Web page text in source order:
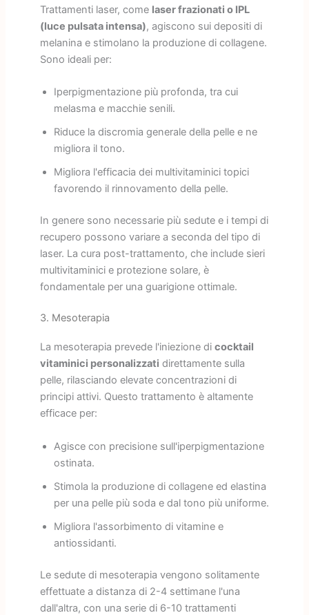
Trattamenti laser, come laser frazionati o IPL
(luce pulsata intensa), agiscono sui depositi di
melanina e stimolano la produzione di collagene.
Sono ideali per:
Iperpigmentazione più profonda, tra cui
melasma e macchie senili.
Riduce la discromia generale della pelle e ne
migliora il tono.
Migliora l'efficacia dei multivitaminici topici
favorendo il rinnovamento della pelle.
In genere sono necessarie più sedute e i tempi di
recupero possono variare a seconda del tipo di
laser. La cura post-trattamento, che include sieri
multivitaminici e protezione solare, è
fondamentale per una guarigione ottimale.
3. Mesoterapia
La mesoterapia prevede l'iniezione di cocktail
vitaminici personalizzati direttamente sulla
pelle, rilasciando elevate concentrazioni di
principi attivi. Questo trattamento è altamente
efficace per:
Agisce con precisione sull'iperpigmentazione
ostinata.
Stimola la produzione di collagene ed elastina
per una pelle più soda e dal tono più uniforme.
Migliora l'assorbimento di vitamine e
antiossidanti.
Le sedute di mesoterapia vengono solitamente
effettuate a distanza di 2-4 settimane l'una
dall'altra, con una serie di 6-10 trattamenti